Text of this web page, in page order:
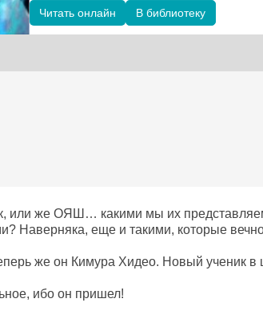
Читать онлайн В библиотеку
или же ОЯШ… какими мы их
Наверняка, еще и такими, которые
же он Кимура Хидео. Новый ученик в
ибо он пришел!